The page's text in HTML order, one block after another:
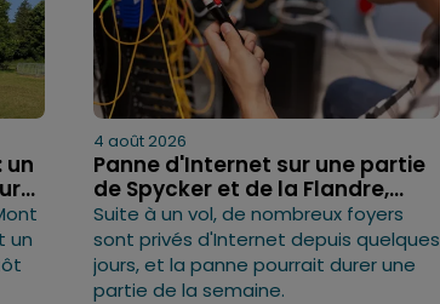
un
un
4 août 2026
Panne d'Internet sur une partie
de Spycker et de la Flandre,...
Suite à un vol, de nombreux foyers
sont privés d'Internet depuis quelques
jours, et la panne pourrait durer une
partie de la semaine.